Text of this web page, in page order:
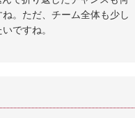
。ただ、チーム全体も少し
ですね。